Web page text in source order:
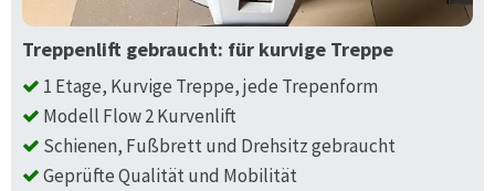
Treppenlift gebraucht: für kurvige Treppe
1 Etage, Kurvige Treppe, jede Trepenform
Modell Flow 2 Kurvenlift
Schienen, Fußbrett und Drehsitz gebraucht
Geprüfte Qualität und Mobilität